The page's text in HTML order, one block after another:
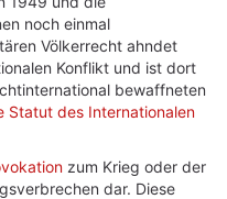
noch einmal
Völkerrecht ahndet
Konflikt und ist dort
bewaffneten
Statut des Internationalen
zum Krieg oder der
dar. Diese